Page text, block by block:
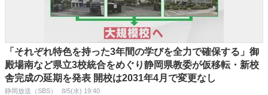
「それぞれ特色を持った3年間の学びを全力で確保する」御
殿場南など県立3校統合をめぐり静岡県教委が仮移転・新校
舎完成の延期を発表 開校は2031年4月で変更なし
静岡放送（SBS） 8/5(水) 19:40